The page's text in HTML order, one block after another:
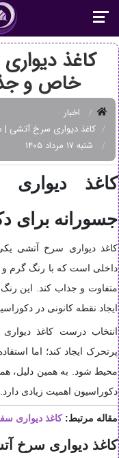
کاغذ
خاص و
اخبار
کاغذ دیواری سرخ آتشی
شنبه ۱۷ مرداد ۱۴۰۵
کاغذ
جسورانه برای
کاغذ دیواری سرخ آتشی
داخلی است که با رنگ گرم و
متفاوت و جذاب کند. این
ایجاد نقطه کانونی در
انتخاب درست کاغذ
پرتحرک ایجاد کند؛ اما
محیط شود. به همین دلیل،
دکوراسیون اهمیت زیادی دارد.
مقاله مرتبط:کاغذ دیواری
کاغذ دیواری سرخ